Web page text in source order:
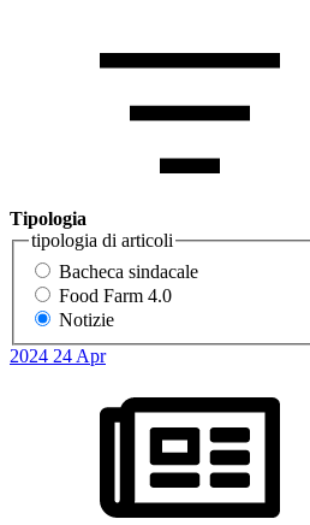
Tipologia
tipologia di articoli
Bacheca sindacale
Food Farm 4.0
Notizie
2024 24 Apr